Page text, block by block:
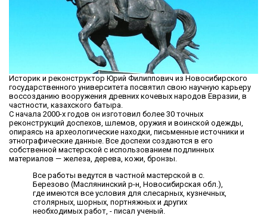
Историк и реконструктор Юрий Филиппович из Новосибирского
государственного университета посвятил свою научную карьеру
воссозданию вооружения древних кочевых народов Евразии, в
частности, казахского батыра.
С начала 2000-х годов он изготовил более 30 точных
реконструкций доспехов, шлемов, оружия и воинской одежды,
опираясь на археологические находки, письменные источники и
этнографические данные. Все доспехи создаются в его
собственной мастерской с использованием подлинных
материалов — железа, дерева, кожи, бронзы.
Все работы ведутся в частной мастерской в с.
Березово (Маслянинский р-н, Новосибирская обл.),
где имеются все условия для слесарных, кузнечных,
столярных, шорных, портняжных и других
необходимых работ, - писал ученый.